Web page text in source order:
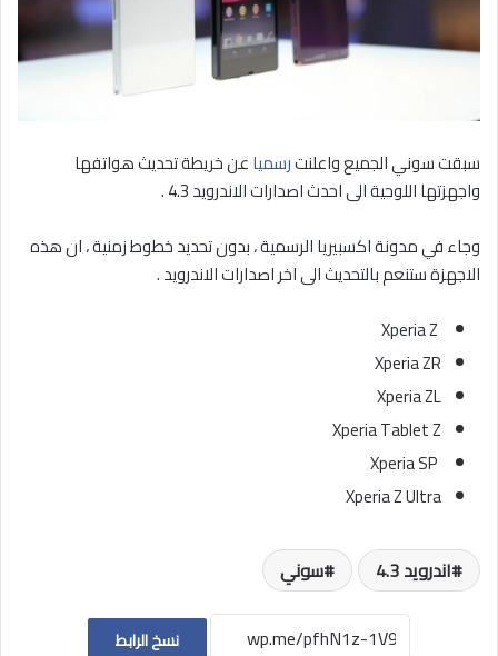
سبقت سوني الجميع واعلنترسمياعن خريطة تحديث هواتفها
واجهزتها اللوحية الى احدث اصدارات الاندرويد 4.3 .
وجاء في مدونة اكسبيريا الرسمية ، بدون تحديد خطوط زمنية ، ان هذه
الاجهزة ستنعم بالتحديث الى اخر اصدارات الاندرويد .
Xperia ZR
Xperia ZL
Xperia Tablet Z
Xperia Z Ultra
اندرويد 4.3 سوني
نسخ الرابط